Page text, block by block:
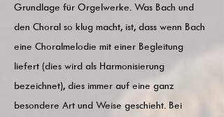
Grundlage für Orgelwerke. Was Bach und
den Choral so klug macht, ist, dass wenn Bach
eine Choralmelodie mit einer Begleitung
liefert (dies wird als Harmonisierung
bezeichnet), dies immer auf eine ganz
besondere Art und Weise geschieht. Bei